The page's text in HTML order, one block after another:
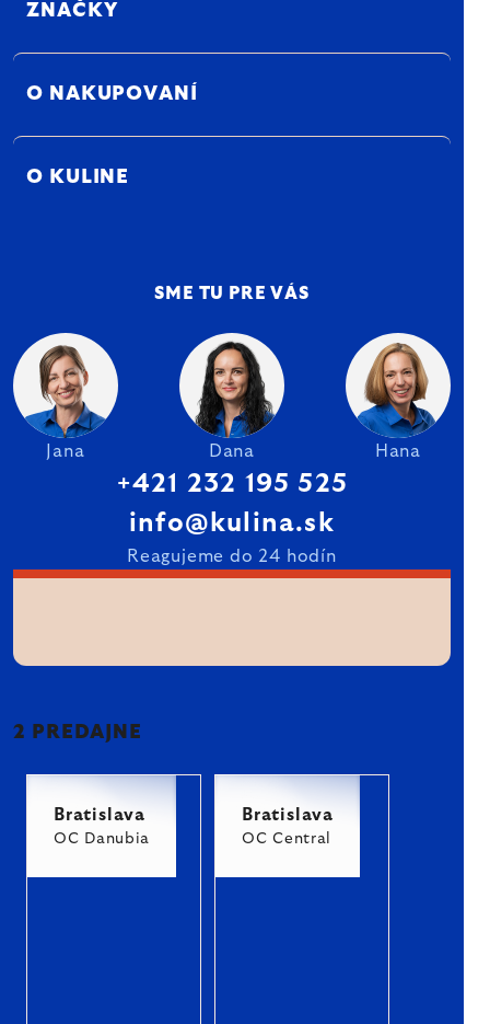
ZNAČKY
O NAKUPOVANÍ
O KULINE
SME TU PRE VÁS
Jana Dana Hana
+421 232 195 525
info@kulina.sk
Reagujeme do 24 hodín
2 PREDAJNE